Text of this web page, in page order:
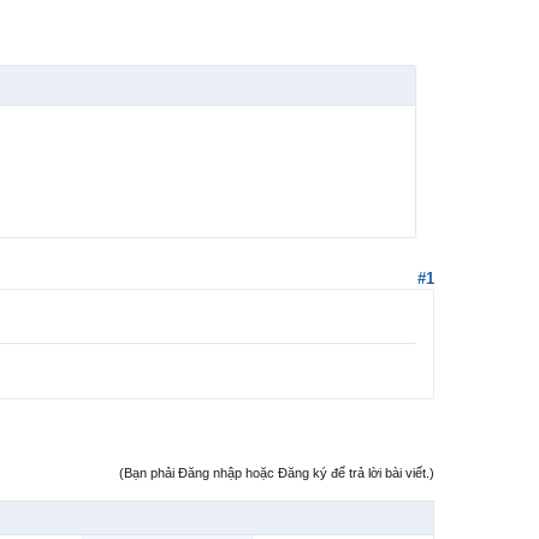
#1
(Bạn phải Đăng nhập hoặc Đăng ký để trả lời bài viết.)